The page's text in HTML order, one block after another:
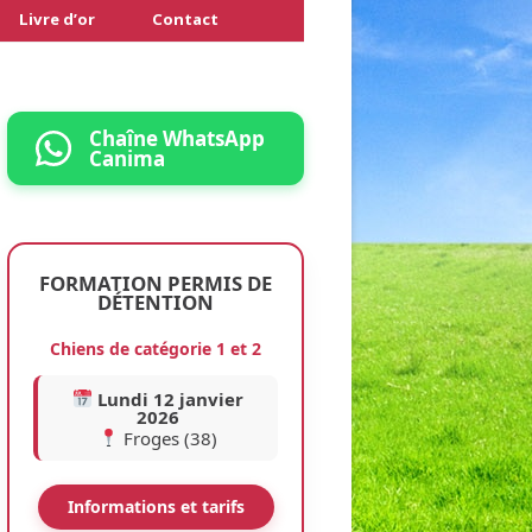
Conditions générales
Pension canine
Conditions générales
Pension féline
Conditions générales
Pension N.A.C.
Livre d’or
Témoignages
Photos et vidéos
Contact
Chaîne WhatsApp
Canima
FORMATION PERMIS DE
DÉTENTION
Chiens de catégorie 1 et 2
Lundi 12 janvier
2026
Froges (38)
Informations et tarifs